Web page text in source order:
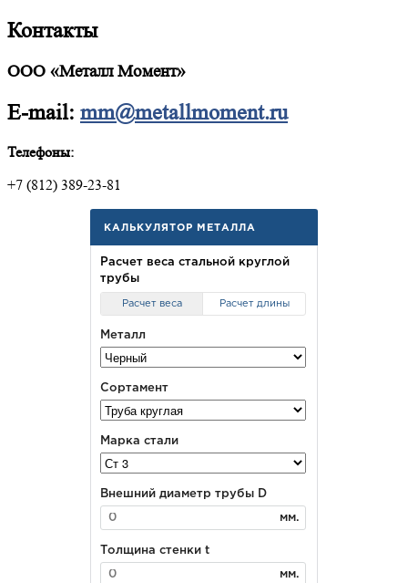
Контакты
ООО «Металл Момент»
E-mail: mm@metallmoment.ru
Телефоны:
+7 (812) 389-23-81